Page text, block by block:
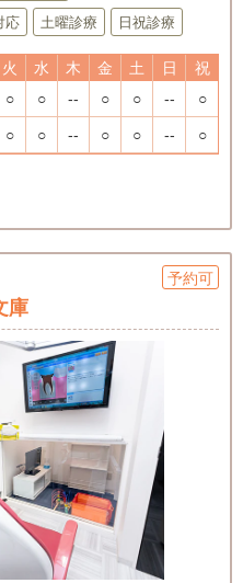
応 土曜診療 日祝診療
火 水 木 金 土 日
祝
○ ○ -- ○ ○ -- ○
○ ○ -- ○ ○ -- ○
予約可
庫